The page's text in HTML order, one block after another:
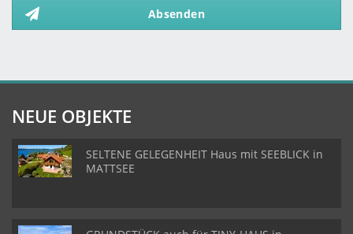
Absenden
NEUE OBJEKTE
SELTENE GELEGENHEIT Haus mit SEEBLICK in
MATTSEE